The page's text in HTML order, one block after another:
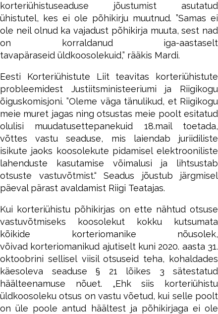
korteriühistuseaduse jõustumist asutatud
ühistutel, kes ei ole põhikirju muutnud. ”Samas ei
ole neil olnud ka vajadust põhikirja muuta, sest nad
on korraldanud iga-aastaselt
tavapäraseid üldkoosolekuid,” rääkis Mardi.
Eesti Korteriühistute Liit teavitas korteriühistute
probleemidest Justiitsministeeriumi ja Riigikogu
õiguskomisjoni. ”Oleme väga tänulikud, et Riigikogu
meie muret jagas ning otsustas meie poolt esitatud
olulisi muudatusettepanekuid 18.mail toetada,
võttes vastu seaduse, mis laiendab juriidiliste
isikute jaoks koosolekute pidamisel elektrooniliste
lahenduste kasutamise võimalusi ja lihtsustab
otsuste vastuvõtmist.“ Seadus jõustub järgmisel
päeval pärast avaldamist Riigi Teatajas.
Kui korteriühistu põhikirjas on ette nähtud otsuse
vastuvõtmiseks koosolekut kokku kutsumata
kõikide korteriomanike nõusolek,
võivad korteriomanikud ajutiselt kuni 2020. aasta 31.
oktoobrini sellisel viisil otsuseid teha, kohaldades
käesoleva seaduse § 21 lõikes 3 sätestatud
häälteenamuse nõuet. „Ehk siis korteriühistu
üldkoosoleku otsus on vastu võetud, kui selle poolt
on üle poole antud häältest ja põhikirjaga ei ole